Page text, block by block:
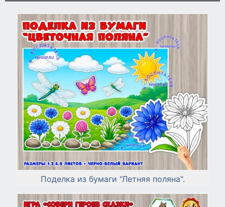
Поделка из бумаги "Летняя поляна".